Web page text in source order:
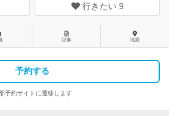
行きたい 9
記事 地図
予約する
予約サイトに遷移します